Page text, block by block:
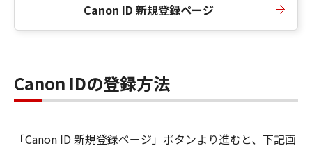
Canon ID 新規登録ページ
Canon IDの登録方法
「Canon ID 新規登録ページ」ボタンより進むと、下記画